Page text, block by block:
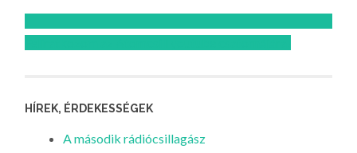
HÍREK, ÉRDEKESSÉGEK
A második rádiócsillagász